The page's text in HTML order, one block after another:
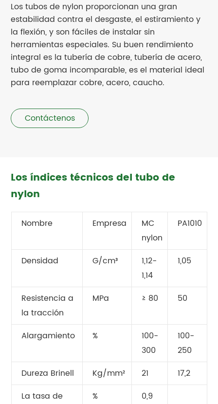
Los tubos de nylon proporcionan una gran
estabilidad contra el desgaste, el estiramiento y
la flexión, y son fáciles de instalar sin
herramientas especiales. Su buen rendimiento
integral es la tubería de cobre, tubería de acero,
tubo de goma incomparable, es el material ideal
para reemplazar cobre, acero, caucho.
Contáctenos
Los índices técnicos del tubo de
nylon
Nombre Empresa
MC
nylon
PA1010
Densidad G/cm³
1,12-
1,14
1,05
Resistencia a
la tracción
MPa ≥ 80 50
Alargamiento %
100-
300
100-
250
Dureza Brinell
Kg/mm² 21
17,2
La tasa de
% 0,9